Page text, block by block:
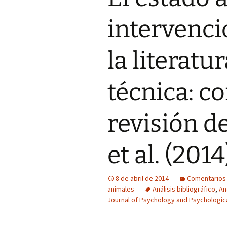
U. São Paulo
la
técnica:
revisión
et al.
8 de abril de 2014
animales
Análisis bibliográfico,
Journal of Psychology and